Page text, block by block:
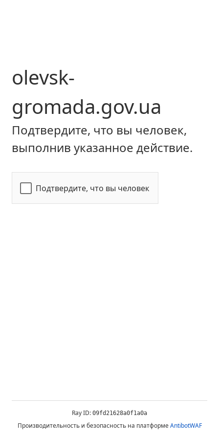
olevsk-
gromada.gov.ua
Подтвердите, что вы человек,
выполнив указанное действие.
Подтвердите, что вы человек
Ray ID: 09fd21628a0f1a0a
Производительность и безопасность на платформеAntibotWAF